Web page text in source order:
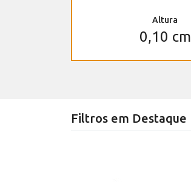
Altura
0,10 cm
Filtros em Destaque